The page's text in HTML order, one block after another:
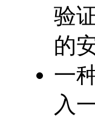
验
的
一
入